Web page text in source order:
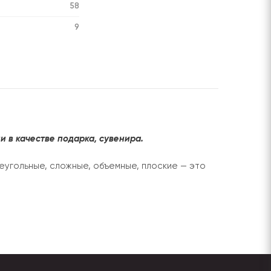
58
9
в качестве подарка, сувенира.
сложные, объемные, плоские — это